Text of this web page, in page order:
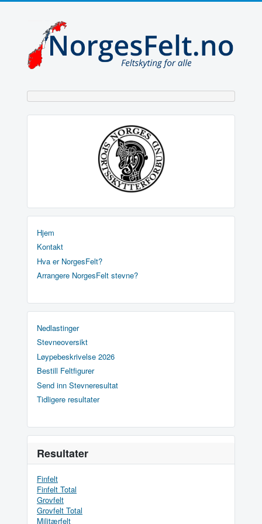
Hjem
Kontakt
Hva er NorgesFelt?
Arrangere NorgesFelt stevne?
Nedlastinger
Stevneoversikt
Løypebeskrivelse 2026
Bestill Feltfigurer
Send inn Stevneresultat
Tidligere resultater
Resultater
Finfelt
Finfelt Total
Grovfelt
Grovfelt Total
Militærfelt